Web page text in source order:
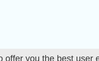
you the best user